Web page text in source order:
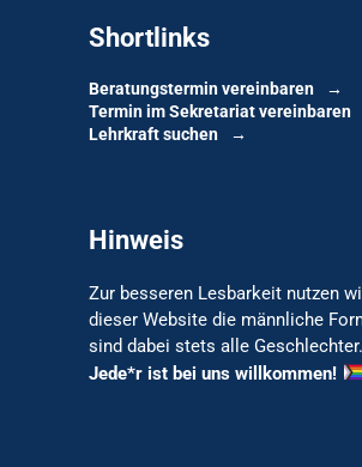
Shortlinks
Beratungstermin vereinbaren
Termin im Sekretariat vereinbaren
Lehrkraft suchen
Hinweis
Zur besseren Lesbarkeit nutzen
dieser Website die männliche
sind dabei stets alle Geschlechter.
Jede*r ist bei uns willkommen!